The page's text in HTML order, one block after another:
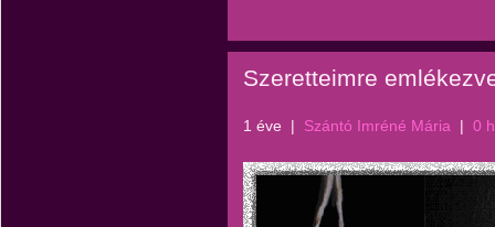
Szeretteimre
1 éve | Szántó Imréné Mária | 0